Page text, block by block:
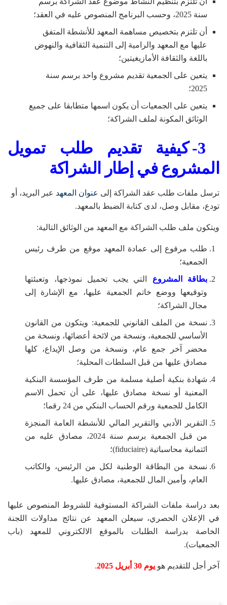
سنة 2025، وحسب البرنامج المنصوص عليه في العقد؛
أن تلتزم بتخصيص مساهمة المعهد للأنشطة المتفق
عليها مع المعهد والرامية إلى التنمية الثقافية والنهوض
باللغة والثقافة الأمازيغيتين؛
يتعين على الجمعية تقديم مشروع واحد برسم سنة
2025؛
يتعين على الجمعيات أن يكون اسمها متطابقا على جميع
الوثائق المكونة لملف الشراكة؛
3- كيفية تقديم طلب تمويل
المشروع في إطار الشراكة
ترسل ملفات طلب عقد الشراكة إلى عنوان المعهد عبر البريد، أو
تودع، مقابل وصل، لدى كتابة الضبط بالمعهد.
ويتكون ملف طلب الشراكة مع المعهد من الوثائق التالية:
طلب مرفوع إلى عمادة المعهد موقع من طرف رئيس
الجمعية؛
بطاقة المشروع التي يجب تحميل نموذجها، وتعبئتها
وتوقيعها ووضع خاتم الجمعية عليها، مع الإشارة إلى
مجال الشراكة؛
نسخة من الملف القانوني للجمعية: ويتكون من القانون
الأساسي للجمعية، ونسخة من لائحة أعضائها، ونسخة من
محضر آخر جمع عام، ونسخة من وصل الإيداع، كلها
مصادق عليها من قبل السلطات المحلية؛
شهادة بنكية أصلية مسلمة من طرف المؤسسة البنكية
المعنية أو نسخة مصادق عليها، على أن تحمل الاسم
الكامل للجمعية ورقم الحساب البنكي من 24 رقما؛
التقرير الأدبي والتقرير المالي للأنشطة العامة المنجزة
من قبل الجمعية برسم سنة 2024، مصادق عليه من
ائتمانية محاسباتية (fiduciaire)؛
نسخة من البطاقة الوطنية لكل من الرئيس، والكاتب
العام، وأمين المال للجمعية، مصادق عليها.
بعد دراسة ملفات الشراكة المستوفية للشروط المنصوص عليها
في الإعلان الحصري، سيعلن المعهد عن نتائج مداولات اللجنة
الخاصة بدراسة الطلبات بالموقع الالكتروني للمعهد (باب
الجمعيات).
آخر أجل للتقديم هو يوم 30 أبريل 2025 .